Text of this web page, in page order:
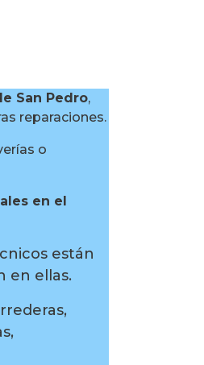
San Pedro,
reparaciones.
o
en el
están
en ellas.